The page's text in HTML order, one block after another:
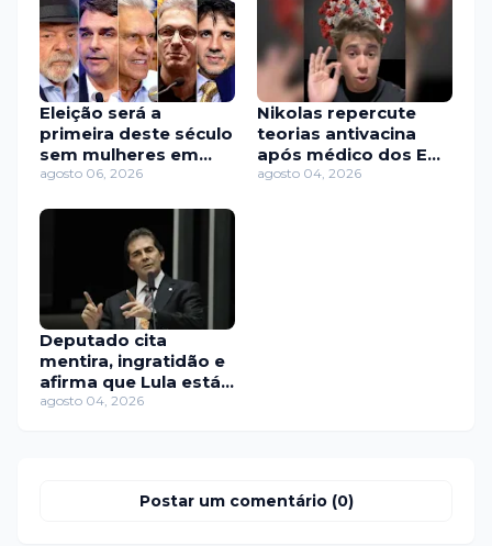
Eleição será a
primeira deste século
sem mulheres em
chapas presidenciais
agosto 06, 2026
Nikolas repercute
teorias antivacina
após médico dos EUA
se calar sobre Covid
agosto 04, 2026
Deputado cita
mentira, ingratidão e
afirma que Lula está
“gagá”
agosto 04, 2026
Postar um comentário (0)